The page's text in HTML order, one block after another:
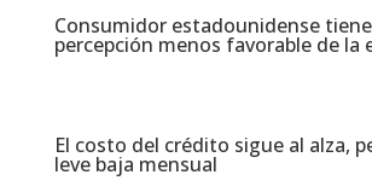
Consumidor estadounidense
percepción menos favorable de la
El costo del crédito sigue al alza,
leve baja mensual​